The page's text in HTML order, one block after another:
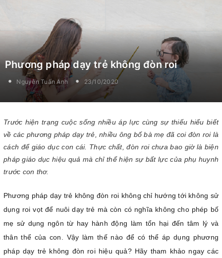
Phương pháp dạy trẻ không đòn roi
Nguyễn Tuấn Anh 23/10/2020
Trước hiện trạng cuộc sống nhiều áp lực cùng sự thiếu hiểu biết
về các phương pháp dạy trẻ, nhiều ông bố bà mẹ đã coi đòn roi là
cách để giáo dục con cái. Thực chất, đòn roi chưa bao giờ là biện
pháp giáo dục hiệu quả mà chỉ thể hiện sự bất lực của phụ huynh
trước con thơ.
Phương pháp dạy trẻ không đòn roi không chỉ hướng tới không sử
dụng roi vọt để nuôi dạy trẻ mà còn có nghĩa không cho phép bố
mẹ sử dụng ngôn từ hay hành động làm tổn hại đến tâm lý và
thân thể của con. Vậy làm thế nào để có thể áp dụng phương
pháp dạy trẻ không đòn roi hiệu quả? Hãy tham khảo ngay các